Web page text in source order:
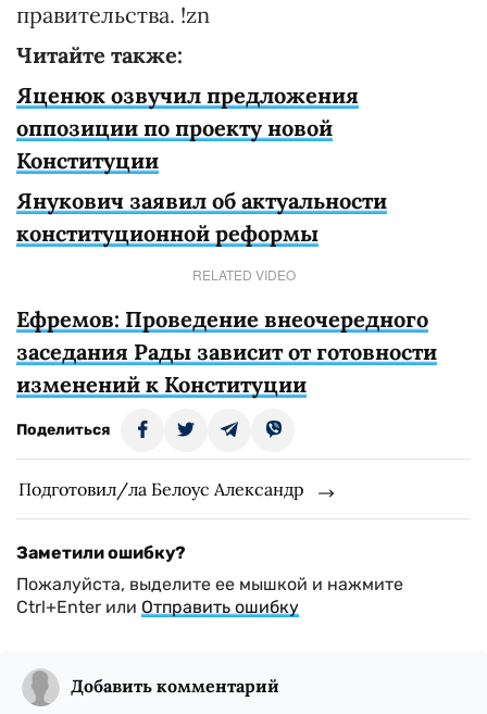
правительства. !zn
Читайте также:
Яценюк озвучил предложения
оппозиции по проекту новой
Конституции
Янукович заявил об актуальности
конституционной реформы
RELATED VIDEO
Ефремов: Проведение внеочередного
заседания Рады зависит от готовности
изменений к Конституции
Поделиться
Подготовил/ла Белоус Александр
Заметили ошибку?
Пожалуйста, выделите ее мышкой и нажмите
Ctrl+Enter или Отправить ошибку
Добавить комментарий